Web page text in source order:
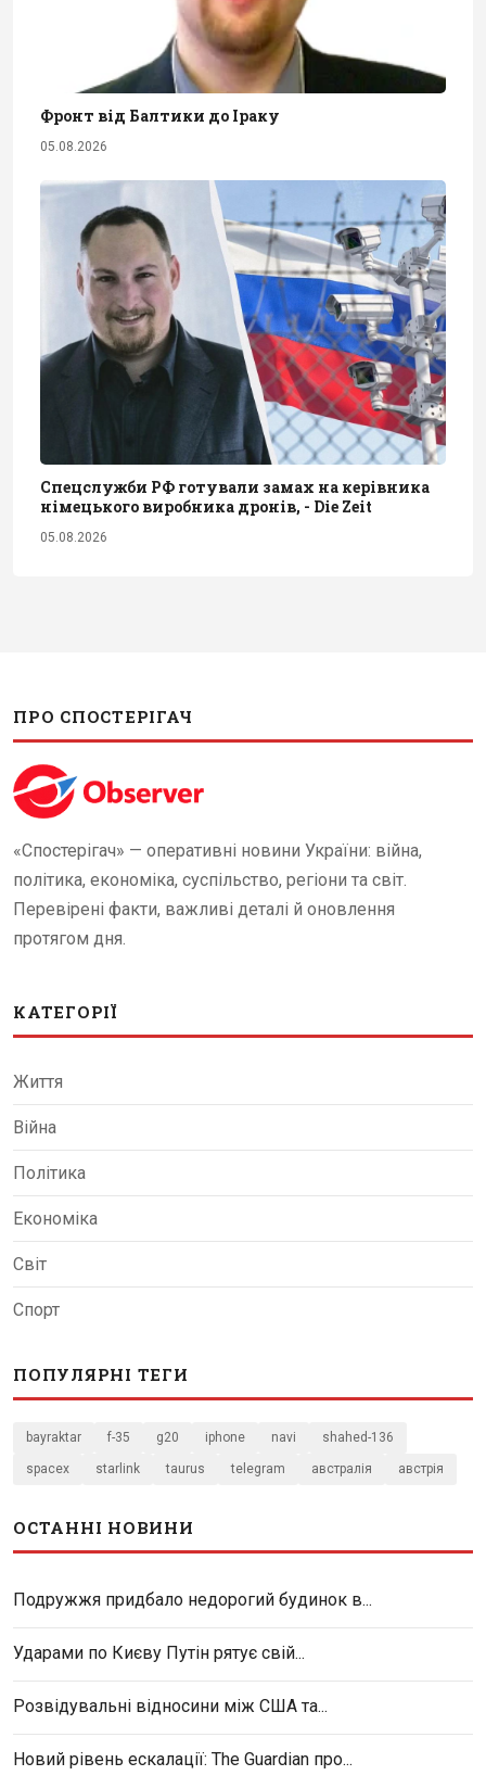
Фронт від Балтики до Іраку
05.08.2026
Спецслужби РФ готували замах на керівника
німецького виробника дронів, - Die Zeit
05.08.2026
ПРО СПОСТЕРІГАЧ
«Спостерігач» — оперативні новини України: війна,
політика, економіка, суспільство, регіони та світ.
Перевірені факти, важливі деталі й оновлення
протягом дня.
КАТЕГОРІЇ
Життя
Війна
Політика
Економіка
Світ
Спорт
ПОПУЛЯРНІ ТЕГИ
bayraktar f-35 g20 iphone navi shahed-136
spacex starlink taurus telegram австралія австрія
ОСТАННІ НОВИНИ
Подружжя придбало недорогий будинок в...
Ударами по Києву Путін рятує свій...
Розвідувальні відносини між США та...
Новий рівень ескалації: The Guardian про...